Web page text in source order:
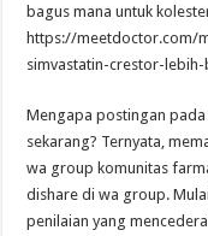
bagus mana untuk
https://meetdoctor.com/
simvastatin-crestor-
Mengapa postingan
sekarang? Ternyata,
wa group komunitas
dishare di wa group.
penilaian yang